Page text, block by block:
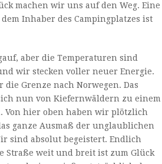
machen wir uns auf den Weg. Eine
Inhaber des Campingplatzes ist
aber die Temperaturen sind
wir stecken voller neuer Energie.
Grenze nach Norwegen. Das
nun von Kiefernwäldern zu einem
Von hier oben haben wir plötzlich
ganze Ausmaß der unglaublichen
sind absolut begeistert. Endlich
Straße weit und breit ist zum Glück